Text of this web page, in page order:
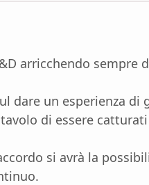
arricchendo sempre
dare un esperienza di
di essere
si avrà la